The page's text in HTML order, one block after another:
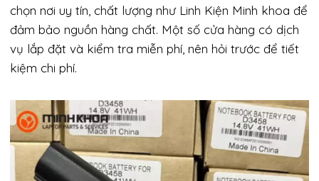
chọn nơi uy tín, chất lượng như Linh Kiện Minh khoa để
đảm bảo nguồn hàng chất. Một số cửa hàng có dịch
vụ lắp đặt và kiểm tra miễn phí, nên hỏi trước để tiết
kiệm chi phí.